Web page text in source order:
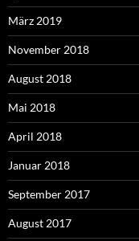
März 2019
November 2018
August 2018
Mai 2018
April 2018
Januar 2018
September 2017
August 2017